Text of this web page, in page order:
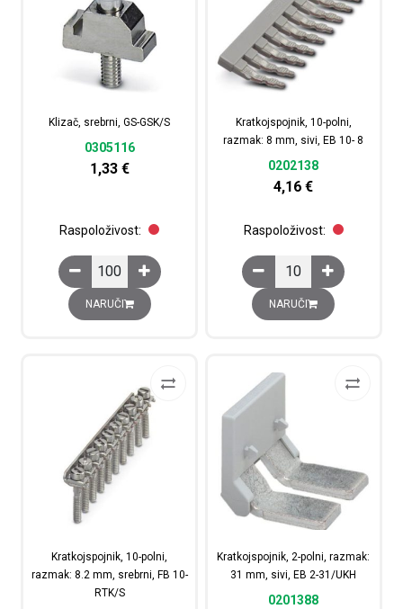
Klizač, srebrni, GS-GSK/S
0305116
1,33 €
Raspoloživost:
Klizač, srebrni, GS-GSK/S količina
NARUČI
Kratkojspojnik, 10-polni,
razmak: 8 mm, sivi, EB 10- 8
0202138
4,16€
Raspoloživost:
Kratkojspojnik, 10-
NARUČI
Kratkojspojnik, 10-polni,
razmak: 8.2 mm, srebrni, FB 10-
RTK/S
Kratkojspojnik, 2-polni, razmak:
31 mm, sivi, EB 2-31/UKH
0201388